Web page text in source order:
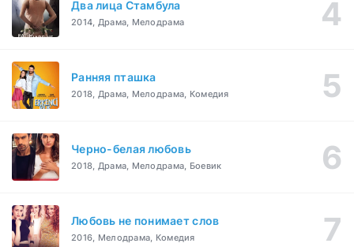
Два лица Стамбула
2014, Драма, Мелодрама
Ранняя пташка
2018, Драма, Мелодрама, Комедия
Черно-белая любовь
2018, Драма, Мелодрама, Боевик
Любовь не понимает слов
2016, Мелодрама, Комедия